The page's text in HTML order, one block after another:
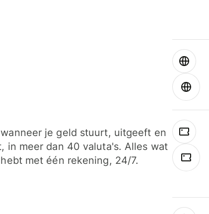
je geld stuurt, uitgeeft en
in meer dan 40 valuta's. Alles wat
met één rekening, 24/7.